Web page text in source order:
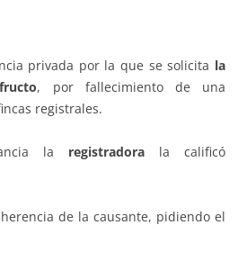
privada por la que se solicita la
, por fallecimiento de una
registrales.
la registradora la calificó
de la causante, pidiendo el